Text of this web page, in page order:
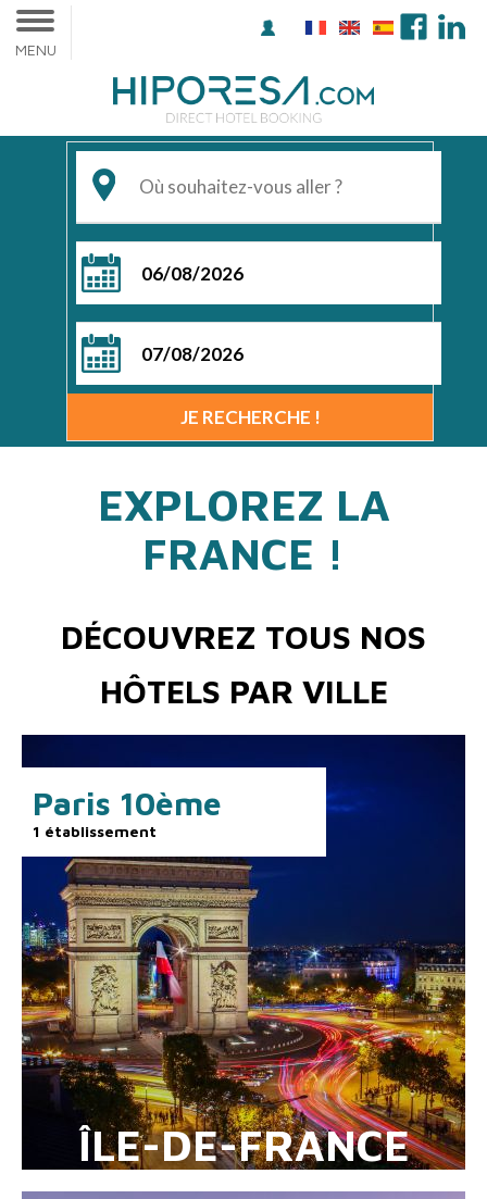
MENU
du
au
EXPLOREZ LA
FRANCE !
DÉCOUVREZ TOUS NOS
HÔTELS PAR VILLE
Paris 10ème
1 établissement
ÎLE-DE-FRANCE